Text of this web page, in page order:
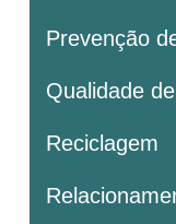
Prevenção
Qualidade
Reciclagem